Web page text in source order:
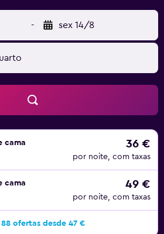
inclui uma banheira ou um duche.
24 horas podem
armazenar bagagens gratuito,
turísticas sobre a zona.
- sex 14/8
cama
36 €
por noite, com taxas
cama
49 €
por noite, com taxas
88 ofertas desde 47 €